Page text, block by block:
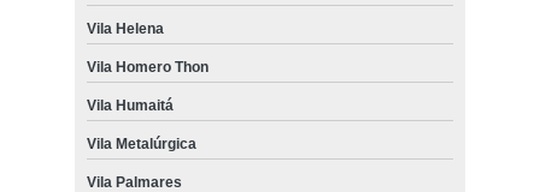
Vila Helena
Vila Homero Thon
Vila Humaitá
Vila Metalúrgica
Vila Palmares